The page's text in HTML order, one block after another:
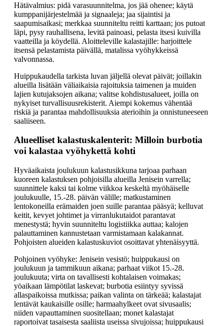
Hätävalmius: pidä varasuunnitelma, jos jää ohenee; käytä
kumppanijärjestelmää ja signaaleja; jaa sijaintisi ja
saapumisaikasi; merkkaa suunniteltu reitti karttaan; jos putoat
läpi, pysy rauhallisena, levitä painoasi, pelasta itsesi kuivilla
vaatteilla ja köydellä. Aloitteleville kalastajille: harjoittele
itsensä pelastamista päivällä, matalissa vyöhykkeissä
valvonnassa.
Huippukaudella tarkista luvan jäljellä olevat päivät; joillakin
alueilla lisätään väliaikaisia rajoituksia taimenen ja muiden
lajien kutujaksojen aikana; valitse kohdistusalueet, joilla on
nykyiset turvallisuusrekisterit. Aiempi kokemus vähentää
riskiä ja parantaa mahdollisuuksia aterioihin ja onnistuneeseen
saaliiseen.
Alueelliset kalastuskalenterit: Milloin burbotia
voi kalastaa vyöhykettä kohti
Hyväaikaista joulukuun kalastusikkuna tarjoaa parhaan
kuoreen kalastuksen pohjoisilla alueilla Jenisein varrella;
suunnittele kaksi tai kolme viikkoa keskeltä myöhäiselle
joulukuulle, 15.-28. päivän välille; matkustaminen
lentokoneilla erämaiden joen suille parantaa pääsyä; kelluvat
keitit, kevyet johtimet ja virranlukutaidot parantavat
menestystä; hyvin suunniteltu logistiikka auttaa; kalojen
palauttaminen kannustetaan varmistamaan kalakannat.
Pohjoisten alueiden kalastuskuviot osoittavat yhtenäisyyttä.
Pohjoinen vyöhyke: Jenisein vesistö; huippukausi on
joulukuun ja tammikuun aikana; parhaat viikot 15.-28.
joulukuuta; virta on tavallisesti kohtalaisen voimakas;
yöaikaan lämpötilat laskevat; burbotia esiintyy syvissä
allaspaikoissa mutkissa; paikan valinta on tärkeää; kalastajat
lentävät kaukaisille osille; harmaahylkeet ovat sivusaalis;
niiden vapauttaminen suositellaan; monet kalastajat
raportoivat tasaisesta saaliista useissa sivujoissa; huippukausi